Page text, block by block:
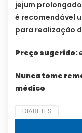
jejum
é recomendável
para realização
Preço sugerido:
Nunca tome
médico
DIABETES